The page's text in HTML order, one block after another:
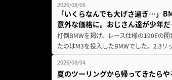
2026/08/06
「いくらなんでも大げさ過ぎ…」
意外な価格に。おじさん達が少年
打倒BMWを掲げ、レース仕様の190Eの
たのはM3を投入したBMWでした。2.3
2026/08/04
夏のツーリングから帰ってきたら